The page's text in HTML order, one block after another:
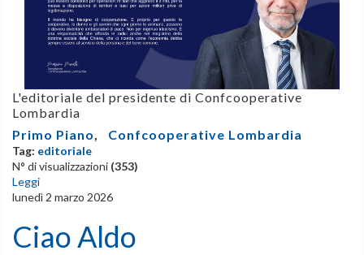
L'editoriale del presidente di Confcooperative
Lombardia
Primo Piano
Confcooperative Lombardia
Tag: editoriale
N° di visualizzazioni (353)
Leggi
lunedì 2 marzo 2026
Ciao Aldo